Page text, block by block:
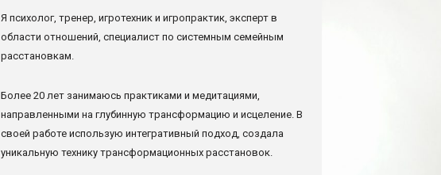
Я психолог, тренер, игротехник и игропрактик, эксперт в
области отношений, специалист по системным семейным
расстановкам.
Более 20 лет занимаюсь практиками и медитациями,
направленными на глубинную трансформацию и исцеление. В
своей работе использую интегративный подход, создала
уникальную технику трансформационных расстановок.